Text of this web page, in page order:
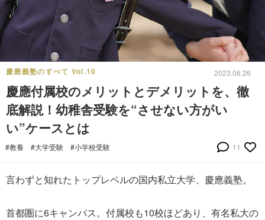
慶應義塾のすべて Vol.10 2023.06.26
慶應付属校のメリットとデメリットを、徹
底解説！幼稚舎受験を“させない方がい
い”ケースとは
#教養 #大学受験 #小学校受験 11
言わずと知れたトップレベルの国内私立大学、慶應義塾。
首都圏に6キャンパス。付属校も10校ほどあり、有名私大の